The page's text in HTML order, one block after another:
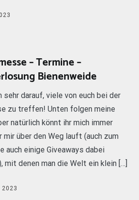
– Termine –
Bienenweide
sehr darauf, viele von euch bei der
zu treffen! Unten folgen meine
natürlich könnt ihr mich immer
mir über den Weg lauft (auch zum
auch einige Giveaways dabei
denen man die Welt ein klein […]
2023